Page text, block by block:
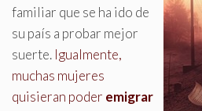
familiar que se ha ido de
su país a probar mejor
suerte. Igualmente,
muchas mujeres
quisieran poder emigrar